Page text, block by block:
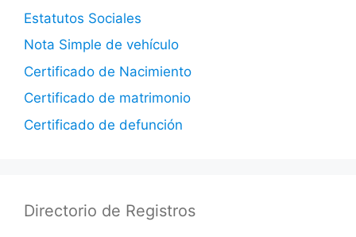
Estatutos Sociales
Nota Simple de vehículo
Certificado de Nacimiento
Certificado de matrimonio
Certificado de defunción
Directorio de Registros